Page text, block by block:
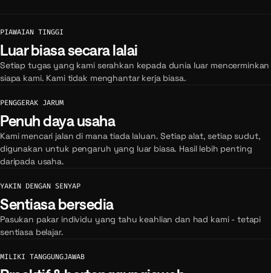
PIAWAIAN TINGGI
Luar biasa secara lalai
Setiap tugas yang kami serahkan kepada dunia luar mencerminkan
siapa kami. Kami tidak menghantar kerja biasa.
PENGGERAK JARUM
Penuh daya usaha
Kami mencari jalan di mana tiada laluan. Setiap alat, setiap sudut,
digunakan untuk pengaruh yang luar biasa. Hasil lebih penting
daripada usaha.
YAKIN DENGAN SENYAP
Sentiasa bersedia
Pasukan pakar individu yang tahu keahlian dan had kami - tetapi
sentiasa belajar.
MILIKI TANGGUNGJAWAB